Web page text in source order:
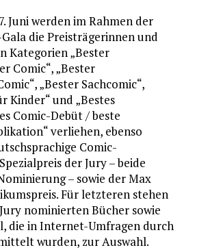
Juni werden im Rahmen der
die Preisträgerinnen und
Kategorien „Bester
Comic“, „Bester
„Bester Sachcomic“,
Kinder“ und „Bestes
Comic-Debüt / beste
verliehen, ebenso
Comic-
der Jury – beide
– sowie der Max
Für letzteren stehen
nominierten Bücher sowie
die in Internet-Umfragen durch
wurden, zur Auswahl.